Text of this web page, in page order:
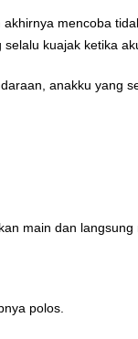
mencoba
kuajak ketika
anakku yang
main dan langsung
polos.